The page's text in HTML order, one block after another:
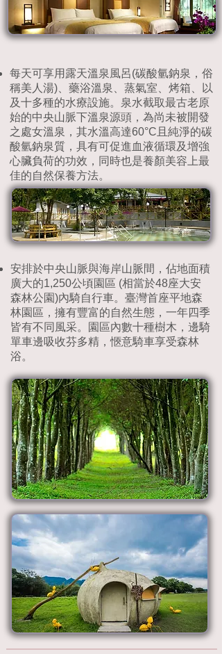
每天可享用露天溫泉風呂(碳酸氫鈉泉，俗
稱美人湯)、藥浴溫泉、蒸氣室、烤箱、以
及十多種的水療設施。泉水截取最古老原
始的中央山脈下溫泉源頭，為尚未被開發
之處女溫泉，其水溫高達60°C且純淨的碳
酸氫鈉泉質，具有可促進血液循環及增強
心臟負荷的功效，同時也是養顏美容上最
佳的自然保養方法。
安排於中央山脈與海岸山脈間，佔地面積
廣大的1,250公頃園區 (相當於48座大安
森林公園)內騎自行車。臺灣首座平地森
林園區，擁有豐富的自然生態，一年四季
皆有不同風采。園區內數十種樹木，邊騎
單車邊吸收芬多精，愜意騎車享受森林
浴。